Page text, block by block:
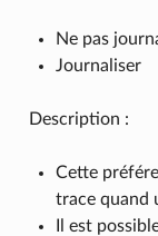
Ne pas
Journaliser
Description :
Cette
trace quand
Il est